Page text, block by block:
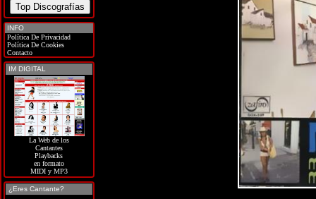
INFO
Política De Privacidad
Política De Cookies
Contacto
IM DIGITAL
La Web de los
Cantantes
Playbacks
en formato
MIDI y MP3
¿Eres Cantante?